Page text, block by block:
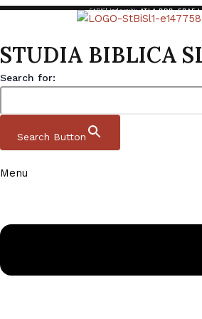
StBiSl indexujú:ATLA RDB,EBAF
STUDIA BIBLICA
Search for:
Search Button
Menu